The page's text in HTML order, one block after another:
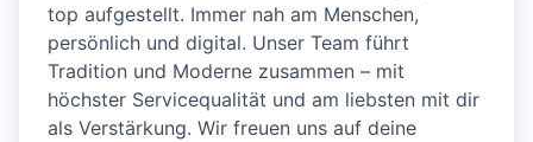
top aufgestellt. Immer nah am Menschen,
persönlich und digital. Unser Team führt
Tradition und Moderne zusammen – mit
höchster Servicequalität und am liebsten mit dir
als Verstärkung. Wir freuen uns auf deine